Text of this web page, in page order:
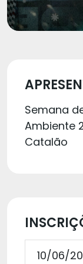
Semana
Ambiente
Catalão
10/06/